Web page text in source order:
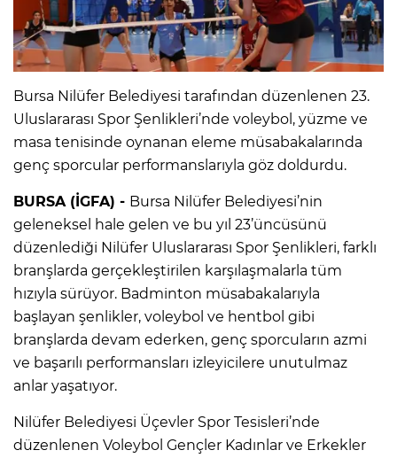
Bursa Nilüfer Belediyesi tarafından düzenlenen 23.
Uluslararası Spor Şenlikleri’nde voleybol, yüzme ve
masa tenisinde oynanan eleme müsabakalarında
genç sporcular performanslarıyla göz doldurdu.
BURSA (İGFA) - Bursa Nilüfer Belediyesi’nin
geleneksel hale gelen ve bu yıl 23’üncüsünü
düzenlediği Nilüfer Uluslararası Spor Şenlikleri, farklı
branşlarda gerçekleştirilen karşılaşmalarla tüm
hızıyla sürüyor. Badminton müsabakalarıyla
başlayan şenlikler, voleybol ve hentbol gibi
branşlarda devam ederken, genç sporcuların azmi
ve başarılı performansları izleyicilere unutulmaz
anlar yaşatıyor.
Nilüfer Belediyesi Üçevler Spor Tesisleri’nde
düzenlenen Voleybol Gençler Kadınlar ve Erkekler